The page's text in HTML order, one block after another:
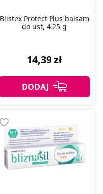
Blistex Protect Plus balsam
do ust, 4,25 g
14,39 zł